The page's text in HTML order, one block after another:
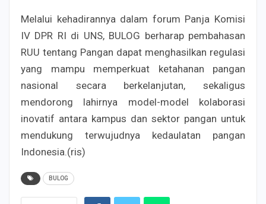
Melalui kehadirannya dalam forum Panja Komisi
IV DPR RI di UNS, BULOG berharap pembahasan
RUU tentang Pangan dapat menghasilkan regulasi
yang mampu memperkuat ketahanan pangan
nasional secara berkelanjutan, sekaligus
mendorong lahirnya model-model kolaborasi
inovatif antara kampus dan sektor pangan untuk
mendukung terwujudnya kedaulatan pangan
Indonesia.(ris)
BULOG